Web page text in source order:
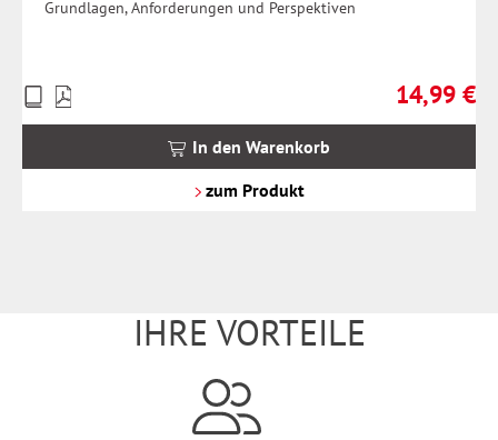
Grundlagen, Anforderungen und Perspektiven
Regulärer
14,99 €
Preise
inkl.
In den Warenkorb
zum Produkt
IHRE VORTEILE